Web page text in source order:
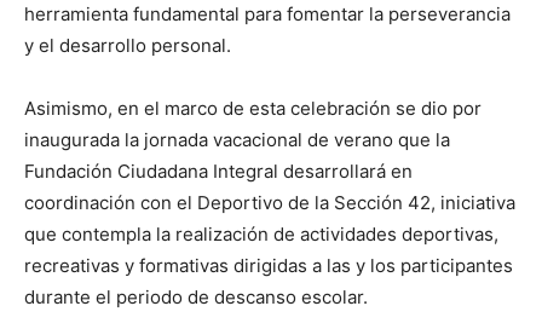
herramienta fundamental para fomentar la perseverancia
y el desarrollo personal.
Asimismo, en el marco de esta celebración se dio por
inaugurada la jornada vacacional de verano que la
Fundación Ciudadana Integral desarrollará en
coordinación con el Deportivo de la Sección 42, iniciativa
que contempla la realización de actividades deportivas,
recreativas y formativas dirigidas a las y los participantes
durante el periodo de descanso escolar.